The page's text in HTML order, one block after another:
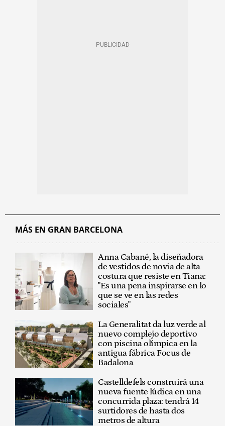
MÁS EN GRAN BARCELONA
Anna Cabané, la diseñadora
de vestidos de novia de alta
costura que resiste en Tiana:
"Es una pena inspirarse en lo
que se ve en las redes
sociales"
La Generalitat da luz verde al
nuevo complejo deportivo
con piscina olímpica en la
antigua fábrica Focus de
Badalona
Castelldefels construirá una
nueva fuente lúdica en una
concurrida plaza: tendrá 14
surtidores de hasta dos
metros de altura